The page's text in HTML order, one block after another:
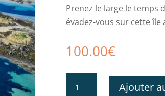
Prenez le large le temps
évadez-vous sur cette
100.00€
Ajouter